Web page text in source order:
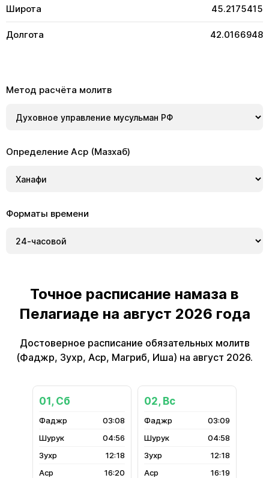
Широта 45.2175415
Долгота 42.0166948
Метод расчёта молитв
Определение Аср (Мазхаб)
Форматы времени
Точное расписание намаза в
Пелагиаде на август 2026 года
Достоверное расписание обязательных молитв
(Фаджр, Зухр, Аср, Магриб, Иша) на август 2026.
01, Сб
03:08
04:56
12:18
16:20
02, Вс
03:09
04:58
12:18
16:19